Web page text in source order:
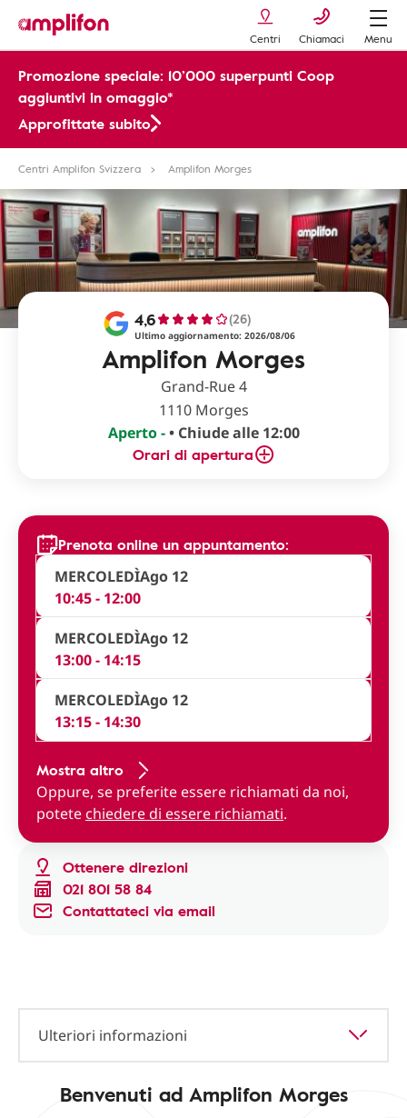
Centri Chiamaci Menu
Promozione speciale: 10’000 superpunti Coop
aggiuntivi in omaggio*
Approfittate subito
Centri Amplifon Svizzera Amplifon Morges
Amplifon Morges
4,6 (26)
Ultimo aggiornamento: 2026/08/06
Grand-Rue 4
1110 Morges
Aperto -• Chiude alle 12:00
Orari di apertura
Ottenere direzioni
021 801 58 84
Contattateci via email
Prenota online un appuntamento:
MERCOLEDÌAgo 12
10:45 - 12:00
MERCOLEDÌAgo 12
13:00 - 14:15
MERCOLEDÌAgo 12
13:15 - 14:30
Mostra altro
Oppure, se preferite essere richiamati da noi,
potetechiedere di essere richiamati.
Ulteriori informazioni
Benvenuti ad Amplifon Morges